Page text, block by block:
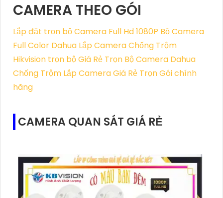
CAMERA THEO GÓI
Lắp đặt trọn bộ Camera Full Hd 1080P Bộ Camera
Full Color Dahua Lắp Camera Chống Trộm
Hikvision trọn bộ Giá Rẻ Trọn Bộ Camera Dahua
Chống Trộm Lắp Camera Giá Rẻ Trọn Gói chính
hãng
CAMERA QUAN SÁT GIÁ RẺ